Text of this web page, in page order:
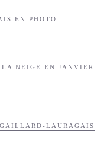
EN PHOTO
NEIGE EN JANVIER
LAURAGAIS